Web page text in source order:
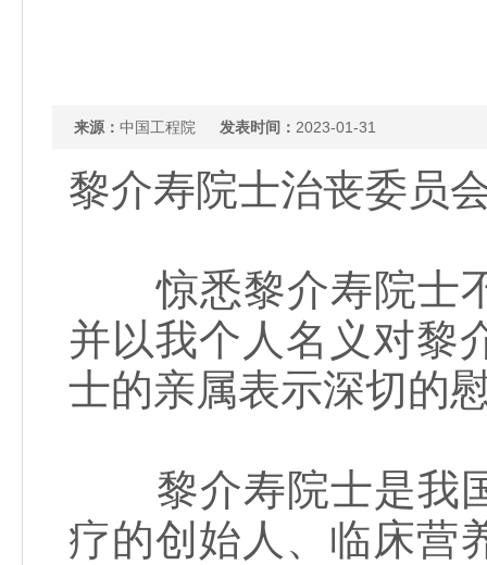
来源： 中国工程院 发表时间： 2023-01-31
黎介寿院士治丧委员
惊悉黎介寿院士不
并以我个人名义对黎
士的亲属表示深切的
黎介寿院士是我国
疗的创始人、临床营